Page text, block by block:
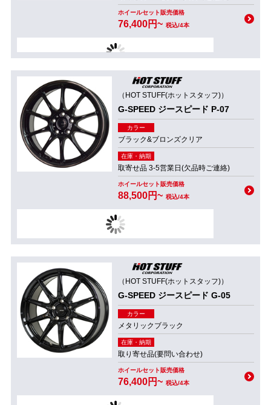
ホイールセット販売価格
76,400円~ 税込/4本
（HOT STUFF(ホットスタッフ)）
G-SPEED ジースピード P-07
カラー
ブラック&ブロンズクリア
在庫・納期
取寄せ品 3-5営業日(欠品時ご連絡)
ホイールセット販売価格
88,500円~ 税込/4本
（HOT STUFF(ホットスタッフ)）
G-SPEED ジースピード G-05
カラー
メタリックブラック
在庫・納期
取り寄せ品(要問い合わせ)
ホイールセット販売価格
76,400円~ 税込/4本